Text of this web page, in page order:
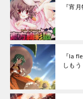
『宵
『la
しもう